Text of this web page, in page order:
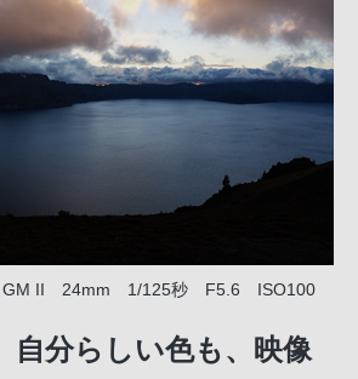
GM II 24mm 1/125秒 F5.6 ISO100
自分らしい色も、映像